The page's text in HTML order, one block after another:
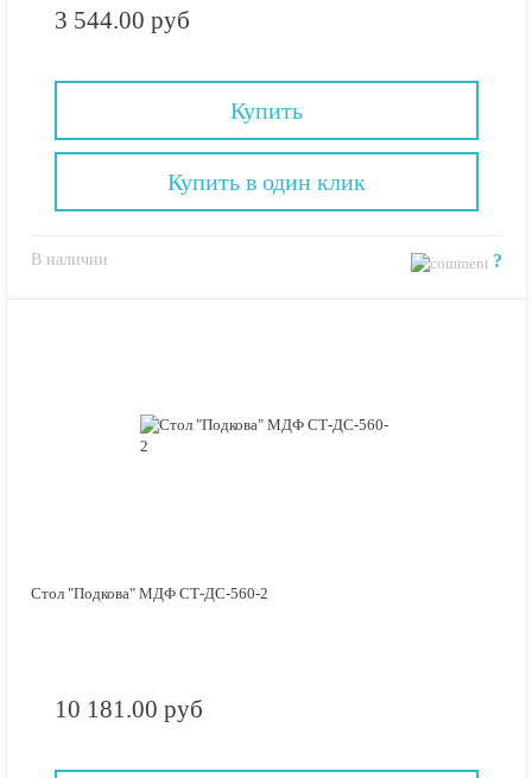
3 544.00 руб
Купить
В наличии ?
Купить в один клик
Стол "Подкова" МДФ СТ-ДС-560-2
10 181.00 руб